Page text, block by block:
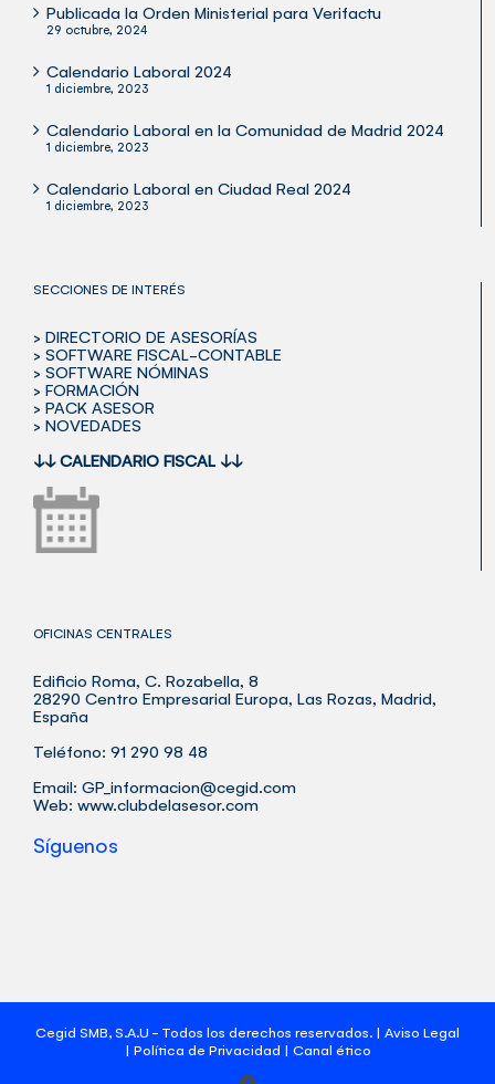
Publicada la Orden Ministerial para Verifactu
29 octubre, 2024
Calendario Laboral 2024
1 diciembre, 2023
Calendario Laboral en la Comunidad de Madrid 2024
1 diciembre, 2023
Calendario Laboral en Ciudad Real 2024
1 diciembre, 2023
SECCIONES DE INTERÉS
> DIRECTORIO DE ASESORÍAS
> SOFTWARE FISCAL-CONTABLE
> SOFTWARE NÓMINAS
> FORMACIÓN
> PACK ASESOR
> NOVEDADES
↓↓ CALENDARIO FISCAL ↓↓
OFICINAS CENTRALES
Edificio Roma, C. Rozabella, 8
28290 Centro Empresarial Europa, Las Rozas, Madrid,
España
Teléfono: 91 290 98 48
Email: GP_informacion@cegid.com
Web: www.clubdelasesor.com
Síguenos
Cegid SMB, S.A.U - Todos los derechos reservados. | Aviso Legal
| Política de Privacidad | Canal ético